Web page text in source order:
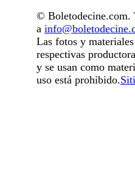
© Boletodecine.com.
a
Las fotos y
respectivas
y se usan como
uso está prohibido.